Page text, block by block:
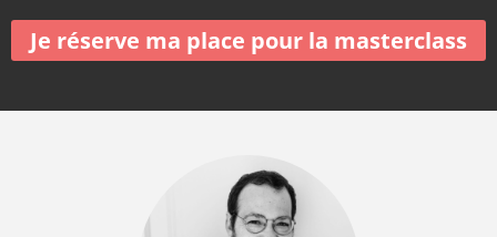
Je réserve ma place pour la masterclass